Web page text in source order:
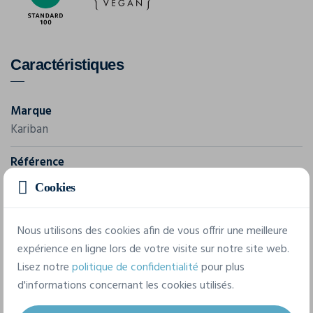
Caractéristiques
Marque
Kariban
Référence
K263
Grammage
180 g/m²
Composition
100% Coton
Cookies
Nous utilisons des cookies afin de vous offrir une meilleure
expérience en ligne lors de votre visite sur notre site web.
Lisez notrepolitique de confidentialitépour plus
d'informations concernant les cookies utilisés.